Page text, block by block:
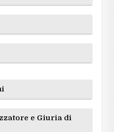
e Giuria di